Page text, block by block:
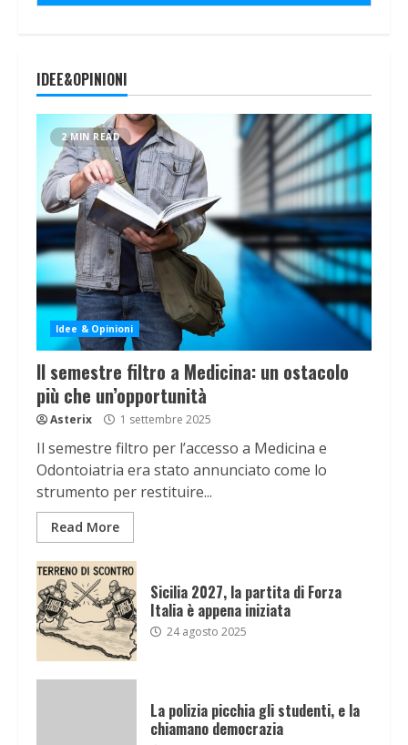
IDEE&OPINIONI
2 MIN READ
Idee & Opinioni
Il semestre filtro a Medicina: un ostacolo
più che un’opportunità
Asterix 1 settembre 2025
Il semestre filtro per l’accesso a Medicina e
Odontoiatria era stato annunciato come lo
strumento per restituire...
Read More
Sicilia 2027, la partita di Forza
Italia è appena iniziata
24 agosto 2025
La polizia picchia gli studenti, e la
chiamano democrazia